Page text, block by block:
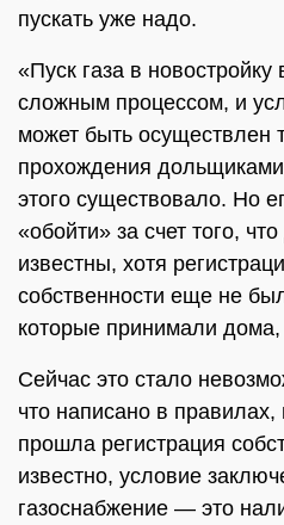
пускать уже надо.
«Пуск газа в
сложным процессом, и
может быть осуществлен
прохождения
этого существовало. Но
«обойти» за счет того,
известны, хотя
собственности еще не
которые принимали
Сейчас это стало
что написано в
прошла регистрация
известно, условие
газоснабжение — это